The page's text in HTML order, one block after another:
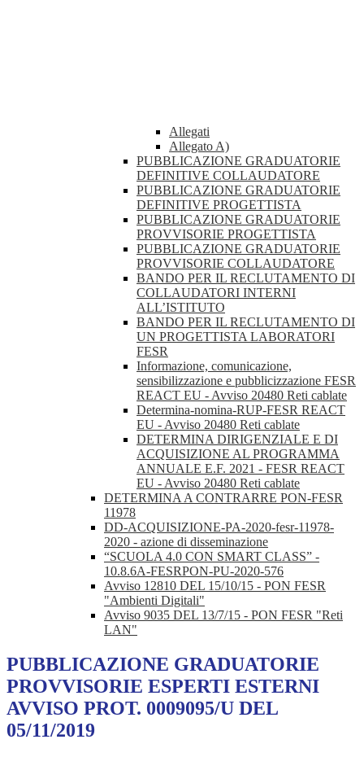
Allegati
Allegato A)
PUBBLICAZIONE GRADUATORIE
DEFINITIVE COLLAUDATORE
PUBBLICAZIONE GRADUATORIE
DEFINITIVE PROGETTISTA
PUBBLICAZIONE GRADUATORIE
PROVVISORIE PROGETTISTA
PUBBLICAZIONE GRADUATORIE
PROVVISORIE COLLAUDATORE
BANDO PER IL RECLUTAMENTO DI
COLLAUDATORI INTERNI
ALL’ISTITUTO
BANDO PER IL RECLUTAMENTO DI
UN PROGETTISTA LABORATORI
FESR
Informazione, comunicazione,
sensibilizzazione e pubblicizzazione FESR
REACT EU - Avviso 20480 Reti cablate
Determina-nomina-RUP-FESR REACT
EU - Avviso 20480 Reti cablate
DETERMINA DIRIGENZIALE E DI
ACQUISIZIONE AL PROGRAMMA
ANNUALE E.F. 2021 - FESR REACT
EU - Avviso 20480 Reti cablate
DETERMINA A CONTRARRE PON-FESR
11978
DD-ACQUISIZIONE-PA-2020-fesr-11978-
2020 - azione di disseminazione
“SCUOLA 4.0 CON SMART CLASS” -
10.8.6A-FESRPON-PU-2020-576
Avviso 12810 DEL 15/10/15 - PON FESR
"Ambienti Digitali"
Avviso 9035 DEL 13/7/15 - PON FESR "Reti
LAN"
PUBBLICAZIONE GRADUATORIE
PROVVISORIE ESPERTI ESTERNI
AVVISO PROT. 0009095/U DEL
05/11/2019